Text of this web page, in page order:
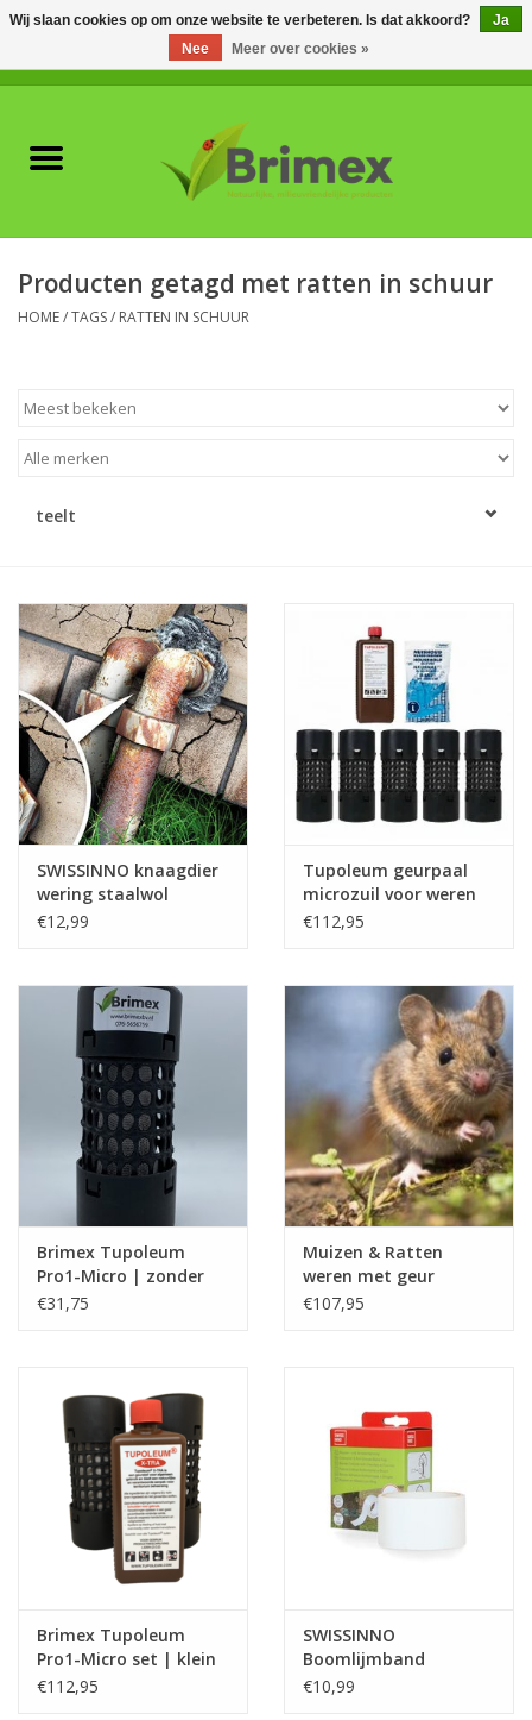
Plagen & Ziekten
Meststoffen en
Bestuiving
Brimex kaarten
Vallen
Drukspuiten
Onkruid & Reiniging
Nestkasten
Boom bewatering
Blog
Producten getagd met ratten in schuur
HOME/TAGS/ RATTEN IN SCHUUR
teelt
SWISSINNO knaagdier
wering staalwol
€12,99
Tupoleum geurpaal
microzuil voor weren
van muizen & ratten
€112,95
Brimex Tupoleum
Pro1-Micro | zonder
vloeistof
€31,75
Muizen & Ratten
weren met geur
€107,95
Brimex Tupoleum
Pro1-Micro set | klein
wild
€112,95
SWISSINNO
Boomlijmband
€10,99
Wij slaan cookies op om onze website te verbeteren. Is dat akkoord?
Ja
Nee
Meer over cookies »